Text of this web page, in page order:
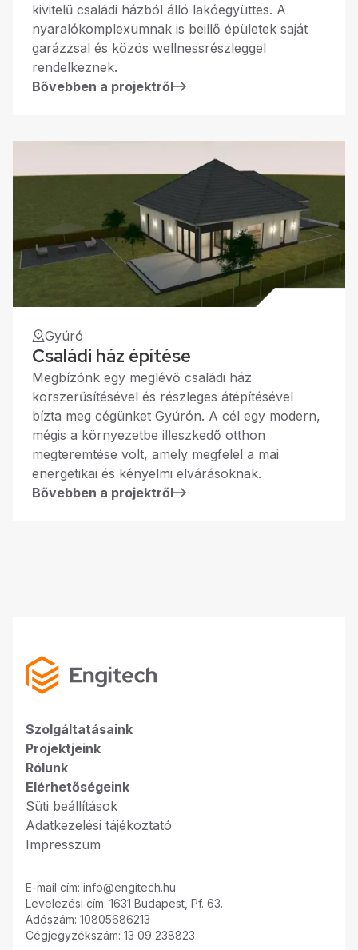
kivitelű családi házból álló lakóegyüttes. A
nyaralókomplexumnak is beillő épületek saját
garázzsal és közös wellnessrészleggel
rendelkeznek.
Bővebben a projektről
Gyúró
Családi ház építése
Megbízónk egy meglévő családi ház
korszerűsítésével és részleges átépítésével
bízta meg cégünket Gyúrón. A cél egy modern,
mégis a környezetbe illeszkedő otthon
megteremtése volt, amely megfelel a mai
energetikai és kényelmi elvárásoknak.
Bővebben a projektről
Szolgáltatásaink
Projektjeink
Rólunk
Elérhetőségeink
Süti beállítások
Adatkezelési tájékoztató
Impresszum
E-mail cím: info@engitech.hu
Levelezési cím: 1631 Budapest, Pf. 63.
Adószám: 10805686213
Cégjegyzékszám: 13 09 238823